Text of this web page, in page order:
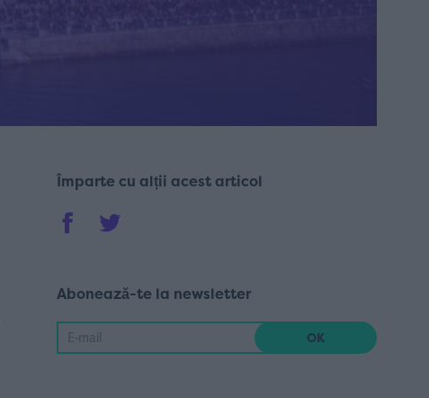
Împarte cu alții acest articol
Abonează-te la newsletter